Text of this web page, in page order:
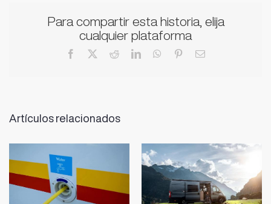
Para compartir esta historia, elija
cualquier plataforma
Facebook RedditLinkedInWhatsApp
PinterestCorreo
Artículos relacionados